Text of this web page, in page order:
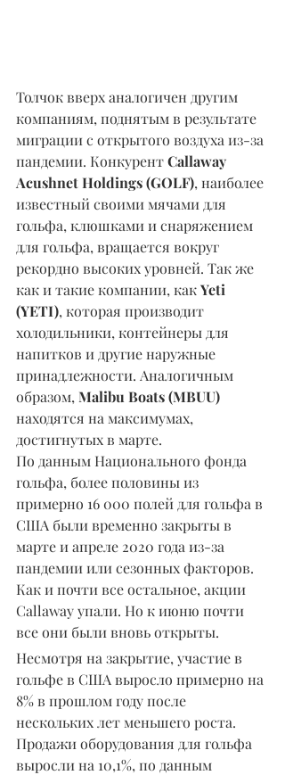
Толчок вверх аналогичен другим
компаниям, поднятым в результате
миграции с открытого воздуха из-за
пандемии. Конкурент Callaway
Acushnet Holdings (GOLF), наиболее
известный своими мячами для
гольфа, клюшками и снаряжением
для гольфа, вращается вокруг
рекордно высоких уровней. Так же
как и такие компании, как Yeti
(YETI), которая производит
холодильники, контейнеры для
напитков и другие наружные
принадлежности. Аналогичным
образом, Malibu Boats (MBUU)
находятся на максимумах,
достигнутых в марте.
По данным Национального фонда
гольфа, более половины из
примерно 16 000 полей для гольфа в
США были временно закрыты в
марте и апреле 2020 года из-за
пандемии или сезонных факторов.
Как и почти все остальное, акции
Callaway упали. Но к июню почти
все они были вновь открыты.
Несмотря на закрытие, участие в
гольфе в США выросло примерно на
8% в прошлом году после
нескольких лет меньшего роста.
Продажи оборудования для гольфа
выросли на 10,1%, по данным